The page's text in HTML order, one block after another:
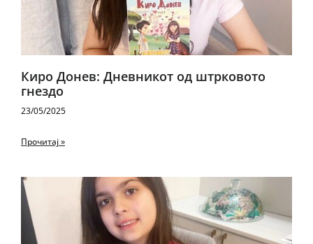
Киро Донев: Дневникот од штрковото
гнездо
23/05/2025
Прочитај »